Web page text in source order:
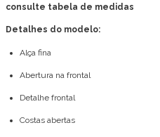
consulte tabela de medidas
Detalhes do modelo:
Alça fina
Abertura na frontal
Detalhe frontal
Costas abertas